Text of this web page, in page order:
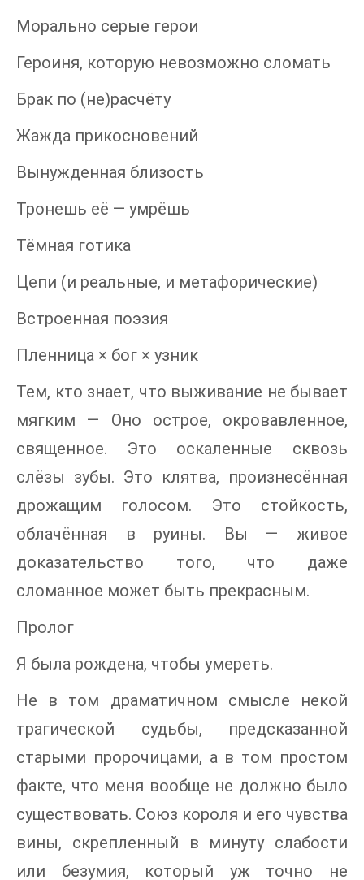
Морально серые герои
Героиня, которую невозможно сломать
Брак по (не)расчёту
Жажда прикосновений
Вынужденная близость
Тронешь её — умрёшь
Тёмная готика
Цепи (и реальные, и метафорические)
Встроенная поэзия
Пленница × бог × узник
Тем, кто знает, что выживание не бывает
мягким — Оно острое, окровавленное,
священное. Это оскаленные сквозь
слёзы зубы. Это клятва, произнесённая
дрожащим голосом. Это стойкость,
облачённая в руины. Вы — живое
доказательство того, что даже
сломанное может быть прекрасным.
Пролог
Я была рождена, чтобы умереть.
Не в том драматичном смысле некой
трагической судьбы, предсказанной
старыми пророчицами, а в том простом
факте, что меня вообще не должно было
существовать. Союз короля и его чувства
вины, скрепленный в минуту слабости
или безумия, который уж точно не